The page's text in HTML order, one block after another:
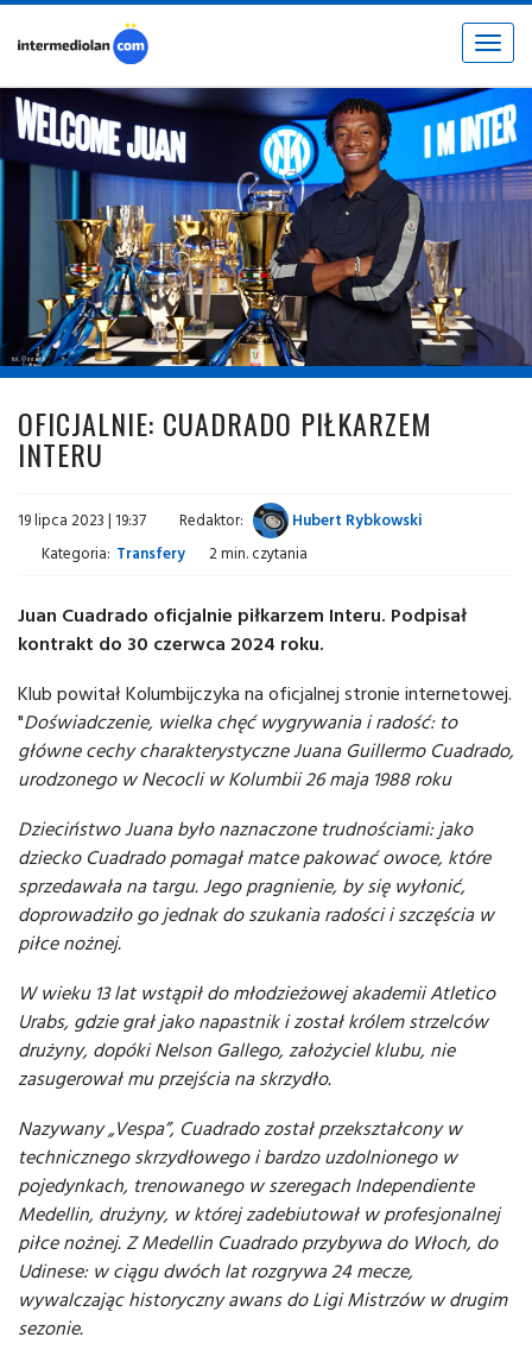
Toggle
fot. © inter.it
OFICJALNIE: CUADRADO PIŁKARZEM
INTERU
19 lipca 2023 | 19:37 Redaktor:
Hubert Rybkowski
Kategoria: Transfery 2 min. czytania
Juan Cuadrado oficjalnie piłkarzem Interu. Podpisał
kontrakt do 30 czerwca 2024 roku.
Klub powitał Kolumbijczyka na oficjalnej stronie internetowej.
"Doświadczenie, wielka chęć wygrywania i radość: to
główne cechy charakterystyczne Juana Guillermo Cuadrado,
urodzonego w Necocli w Kolumbii 26 maja 1988 roku
Dzieciństwo Juana było naznaczone trudnościami: jako
dziecko Cuadrado pomagał matce pakować owoce, które
sprzedawała na targu. Jego pragnienie, by się wyłonić,
doprowadziło go jednak do szukania radości i szczęścia w
piłce nożnej.
W wieku 13 lat wstąpił do młodzieżowej akademii Atletico
Urabs, gdzie grał jako napastnik i został królem strzelców
drużyny, dopóki Nelson Gallego, założyciel klubu, nie
zasugerował mu przejścia na skrzydło.
Nazywany „Vespa”, Cuadrado został przekształcony w
technicznego skrzydłowego i bardzo uzdolnionego w
pojedynkach, trenowanego w szeregach Independiente
Medellin, drużyny, w której zadebiutował w profesjonalnej
piłce nożnej. Z Medellin Cuadrado przybywa do Włoch, do
Udinese: w ciągu dwóch lat rozgrywa 24 mecze,
wywalczając historyczny awans do Ligi Mistrzów w drugim
sezonie.